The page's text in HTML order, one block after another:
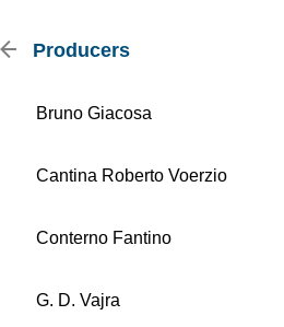
Producers
Bruno Giacosa
Cantina Roberto Voerzio
Conterno Fantino
G. D. Vajra